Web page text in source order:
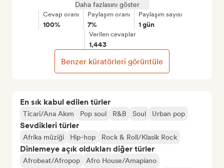
En sık kabul edilen türler
Ticari/Ana Akım Pop soul R&B Soul Urban pop
Sevdikleri türler
Afrika müziği Hip-hop Rock & Roll/Klasik Rock
Dinlemeye açık oldukları diğer türler
Afrobeat/Afropop
Afro House/Amapiano
Daha fazlasını göster
Cevap oranı
100%
Paylaşım oranı
7%
Paylaşım sayısı
1 gün
Verilen cevaplar
1,443
Benzer küratörleri görüntüle